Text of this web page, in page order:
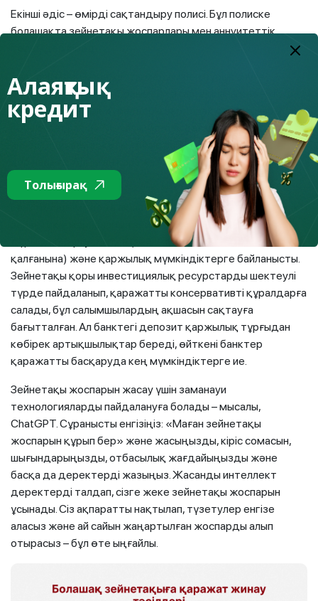
Екінші әдіс – өмірді сақтандыру полисі. Бұл полиске
болашақта зейнетақы жоспарлары мен аннуитеттік
Бұл салымдар қаражатты мерзімінен бұрын алуға
мүмкіндік бермейді. Сонымен қатар, ақшаны көбейтудің
балама қаржылық құралдары бар, бірақ олар жоғары
тәуекелдерге ие. Мысалы, бағалы қағаздарға
инвестициялау арқылы табыс табуға мүмкіндік беретін
қор нарығы. Алынған қаражатты одан әрі депозитке
салуға болады.
Банктік салымдарда ақша жинаған дұрыс па немесе ерікті
зейнетақы жарналарын зейнетақы қорына аударған
дұрыс па? Бұл уақытқа (зейнет жасына дейін қанша жыл
қалғанына) және қаржылық мүмкіндіктерге байланысты.
Зейнетақы қоры инвестициялық ресурстарды шектеулі
түрде пайдаланып, қаражатты консервативті құралдарға
салады, бұл салымшылардың ақшасын сақтауға
бағытталған. Ал банктегі депозит қаржылық тұрғыдан
көбірек артықшылықтар береді, өйткені банктер
қаражатты басқаруда кең мүмкіндіктерге ие.
Зейнетақы жоспарын жасау үшін заманауи
технологияларды пайдалануға болады – мысалы,
ChatGPT. Сұранысты енгізіңіз: «Маған зейнетақы
жоспарын құрып бер» және жасыңызды, кіріс сомасын,
шығындарыңызды, отбасылық жағдайыңызды және
басқа да деректерді жазыңыз. Жасанды интеллект
деректерді талдап, сізге жеке зейнетақы жоспарын
ұсынады. Сіз ақпаратты нақтылап, түзетулер енгізе
аласыз және ай сайын жаңартылған жоспарды алып
отырасыз – бұл өте ыңғайлы.
Алаяқтық
кредит
Толығырақ